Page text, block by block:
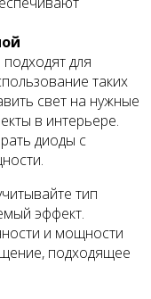
для
таких
свет на нужные
в интерьере.
диоды с
тип
эффект.
и мощности
подходящее